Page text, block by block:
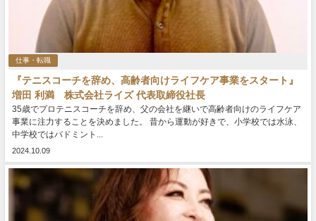
仕事・転職
『テニスコーチを辞め、高齢者向けライフケア事業をスタート』
増田 利満 株式会社ライズ 代表取締役社長
35歳でプロテニスコーチを辞め、父の会社を継いで高齢者向けのライフケア
事業に注力することを決めました。 昔から運動が好きで、小学校では水泳、
中学校ではバドミント...
2024.10.09